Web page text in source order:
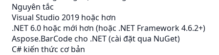
Nguyên tắc
Visual Studio 2019 hoặc hơn
.NET 6.0 hoặc mới hơn (hoặc .NET Framework 4.6.2+)
Aspose.BarCode cho .NET (cài đặt qua NuGet)
C# kiến thức cơ bản